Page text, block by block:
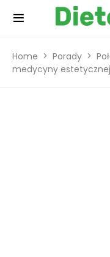
Home Porady
medycyny estetycznej